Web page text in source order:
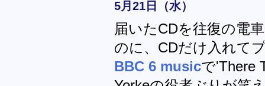
5月21日（水）
届いたCDを往復の電
のに、CDだけ入れて
BBC 6 musicで'There